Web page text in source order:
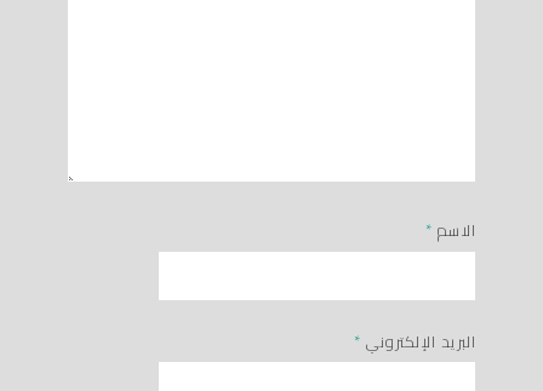
الاسم *
البريد الإلكتروني *